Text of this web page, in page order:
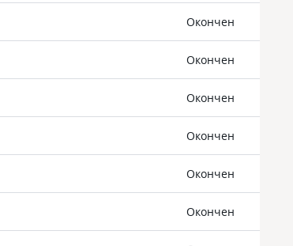
Oкончен
Oкончен
Oкончен
Oкончен
Oкончен
Oкончен